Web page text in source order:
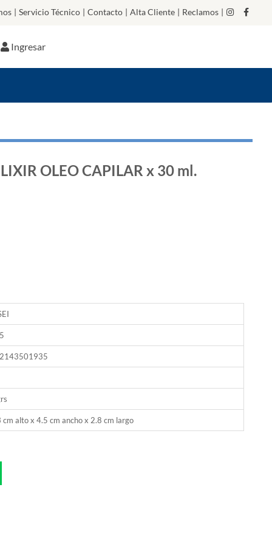
| Servicio Técnico | Contacto | Alta Cliente | Reclamos |
Ingresar
OLEO CAPILAR x 30 ml.
cm alto x 4.5 cm ancho x 2.8 cm largo